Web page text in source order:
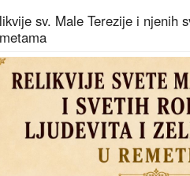
sv. Male Terezije i njenih